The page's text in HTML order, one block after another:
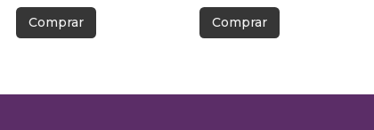
Comprar
Comprar